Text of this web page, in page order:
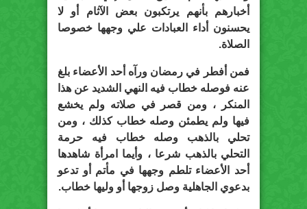
أخبارهم بأنهم يرتكبون بعض الآثام أو لا
يحسنون أداء العبادات علي وجهها خصوصا
الصلاة.
فمن أفطر في رمضان ورآه أحد الأعضاء بلغ
عنه فوصله خطاب فيه النهي الشديد عن هذا
المنكر ، ومن قصر في صلاته ولم يخشع
فيها ولم يطمئن وصله خطاب كذلك ، ومن
تحلي بالذهب وصله خطاب فيه حرمة
التحلي بالذهب شرعا ، وأيما امرأة شاهدها
أحد الأعضاء تلطم وجهها في مأتم أو تدعو
بدعوي الجاهلية وصل زوجها أو وليها خطاب.